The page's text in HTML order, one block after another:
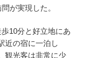
が実現した。
10分と好立地にあ
近の宿に一泊し
観光客は非常に少